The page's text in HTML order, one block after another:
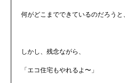
何がどこまでできているのだろうと
しかし、残念ながら、
「エコ住宅もやれるよ〜」